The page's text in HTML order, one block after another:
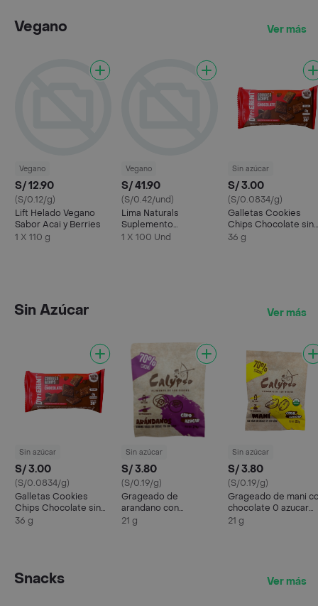
Vegano Ver más
Vegano
S/ 12.90
(S/0.12/g)
Lift Helado Vegano
Sabor Acai y Berries
1 X 110 g
Vegano
S/ 41.90
(S/0.42/und)
Lima Naturals
Suplemento
Alimenticio Fenogreco
1 X 100 Und
Sin azúcar
S/ 3.00
(S/0.0834/g)
Galletas Cookies
Chips Chocolate sin
gluten 36 gr
36 g
Sin Azúcar Ver más
Sin azúcar
S/ 3.00
(S/0.0834/g)
Galletas Cookies
Chips Chocolate sin
gluten 36 gr Dyfferent
36 g
Sin azúcar
S/ 3.80
(S/0.19/g)
Grageado de
arandano con
chocolate 0 azucar
21 g
Sin azúcar
S/ 3.80
(S/0.19/g)
Grageado de mani
chocolate 0 azucar
70% cacao de 21 g
21 g
Snacks Ver más